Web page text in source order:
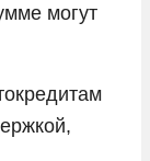
могут